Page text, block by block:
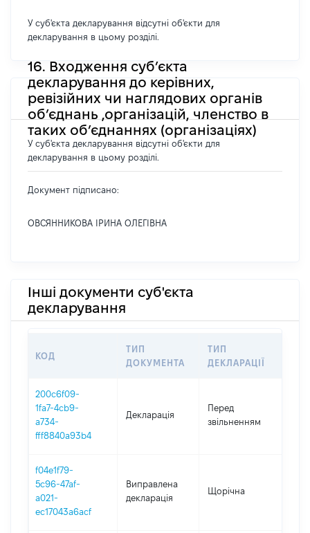
У суб'єкта декларування відсутні об'єкти для
декларування в цьому розділі.
16. Входження суб’єкта
декларування до керівних,
ревізійних чи наглядових органів
об’єднань ,організацій, членство в
таких об’єднаннях (організаціях)
У суб'єкта декларування відсутні об'єкти для
декларування в цьому розділі.
Документ підписано:
ОВСЯННИКОВА ІРИНА ОЛЕГІВНА
Інші документи суб'єкта
декларування
КОД
ТИП
ДОКУМЕНТА
ТИП
ДЕКЛАРАЦІЇ
200c6f09-
1fa7-4cb9-
a734-
fff8840a93b4
Декларація
Перед
звільненням
f04e1f79-
5c96-47af-
a021-
ec17043a6acf
Виправлена
декларація
Щорічна